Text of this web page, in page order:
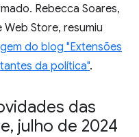
Rebecca Soares,
Store, resumiu
do blog "Extensões
da política".
das
, julho de 2024